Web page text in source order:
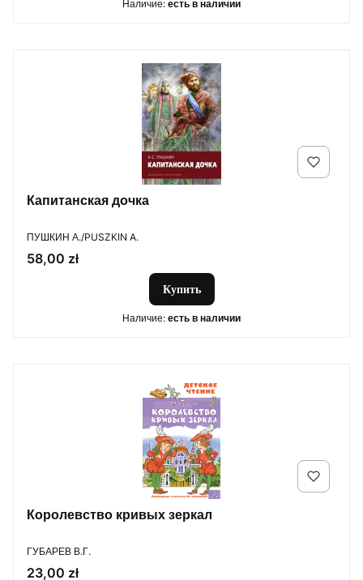
Наличие: есть в наличии
Капитанская дочка
ПРОИЗВОДИТЕЛЬ
ПУШКИН А./PUSZKIN A.
Цена
58,00 zł
Купить
Наличие: есть в наличии
Королевство кривых зеркал
ПРОИЗВОДИТЕЛЬ
ГУБАРЕВ В.Г.
Цена
23,00 zł